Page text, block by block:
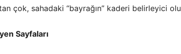
çok, sahadaki “bayrağın” kaderi belirleyici
Sayfaları